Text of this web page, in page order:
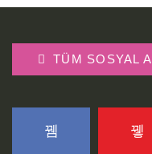
TÜM SOSYAL